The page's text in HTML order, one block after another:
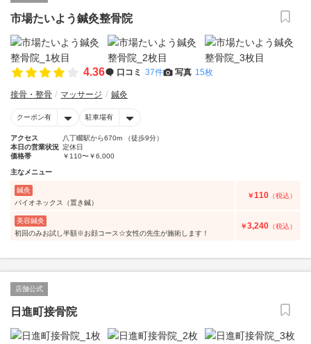
市場たいよう鍼灸整骨院
4.36 口コミ 37件 写真 15枚
接骨・整骨 マッサージ 鍼灸
クーポン有 駐車場有
アクセス
八丁畷駅から670m （徒歩9分）
本日の営業状況 定休日
価格帯
￥110〜￥6,000
主なメニュー
鍼灸
パイオネックス（置き鍼）
￥110 （税込）
美容鍼灸
初回のみお試し半額※お顔コース☆女性の先生が施術します！
￥3,240 （税込）
店舗公式
日進町接骨院